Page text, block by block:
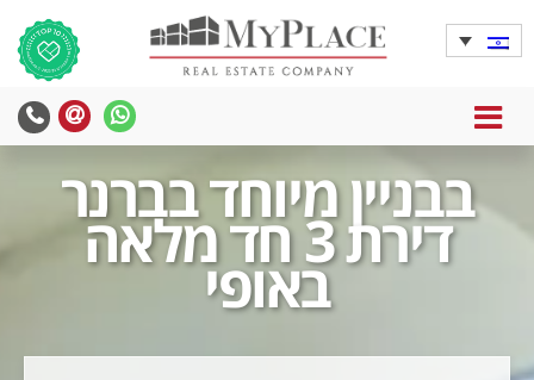
MyPlace
-
-
MENU
בבניין מיוחד בברנר
דירת 3 חד מלאה
באופי